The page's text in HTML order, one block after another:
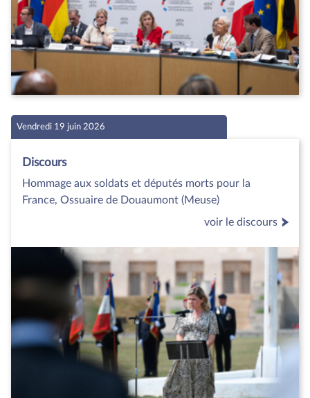
Vendredi 19 juin 2026
Discours
Hommage aux soldats et députés morts pour la
France, Ossuaire de Douaumont (Meuse)
voir le discours